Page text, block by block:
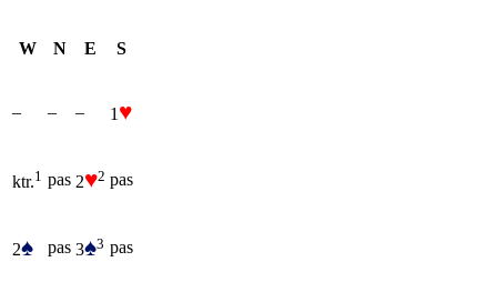
W N E S
– – – 1 ♥
ktr.1 pas 2♥2 pas
2♠ pas 3♠3 pas